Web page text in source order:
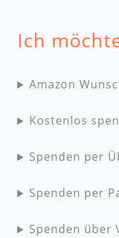
Ich
Amazon
Kostenlos
Spenden per
Spenden per
Spenden über